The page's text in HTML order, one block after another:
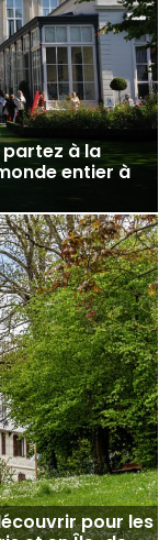
partez à la
entier à
pour les